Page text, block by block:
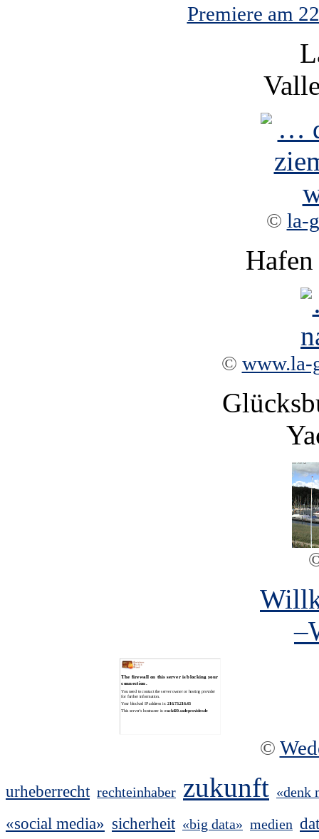
Premiere am
© la-
© www.la-
©
urheberrecht rechteinhaber zukunft «denk
«social media» sicherheit «big data» medien